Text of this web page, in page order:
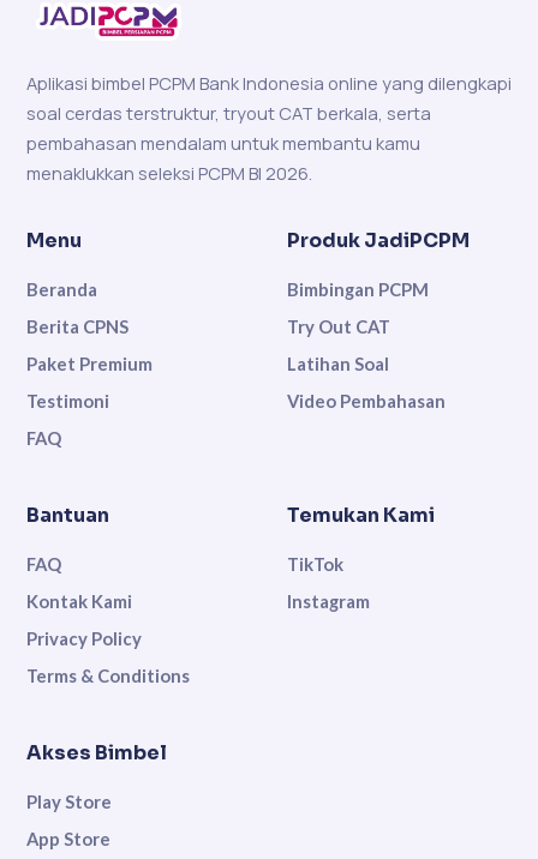
Aplikasi bimbel PCPM Bank Indonesia online yang dilengkapi
soal cerdas terstruktur, tryout CAT berkala, serta
pembahasan mendalam untuk membantu kamu
menaklukkan seleksi PCPM BI 2026.
Menu
Beranda
Berita CPNS
Paket Premium
Testimoni
FAQ
Produk JadiPCPM
Bimbingan PCPM
Try Out CAT
Latihan Soal
Video Pembahasan
Bantuan
FAQ
Kontak Kami
Privacy Policy
Terms & Conditions
Temukan Kami
TikTok
Instagram
Akses Bimbel
Play Store
App Store